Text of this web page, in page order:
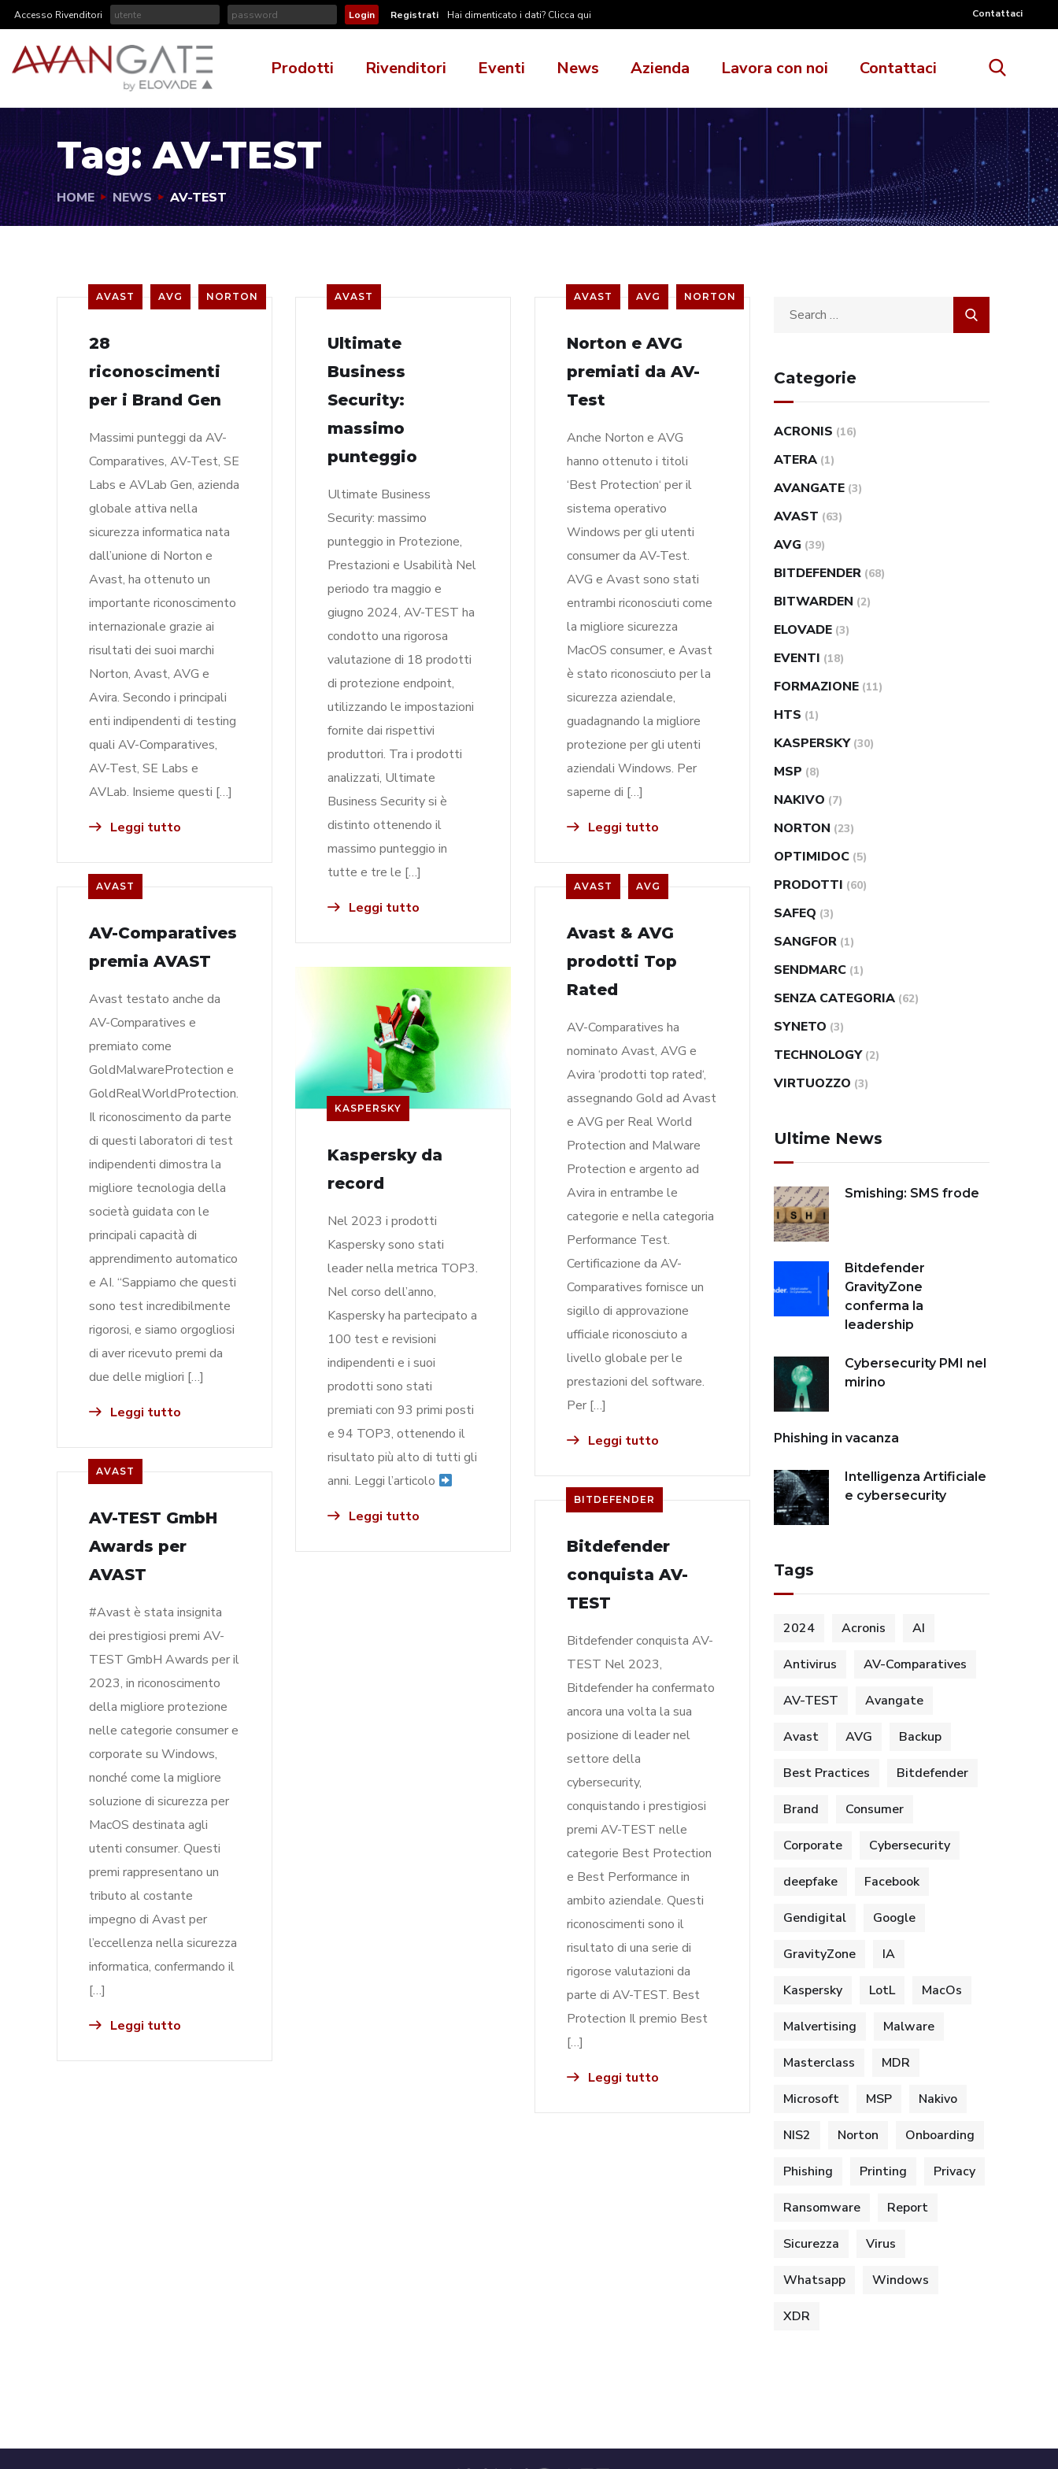
Accesso Rivenditori Registrati Hai dimenticato i dati? Clicca qui Contattaci
Prodotti Rivenditori Eventi News Azienda Lavora con noi Contattaci
Tag:AV-TEST
HOME NEWS AV-TEST
AVAST AVG NORTON
28
riconoscimenti
per i Brand Gen
Massimi punteggi da AV-
Comparatives, AV-Test, SE
Labs e AVLab Gen, azienda
globale attiva nella
sicurezza informatica nata
dall’unione di Norton e
Avast, ha ottenuto un
importante riconoscimento
internazionale grazie ai
risultati dei suoi marchi
Norton, Avast, AVG e
Avira. Secondo i principali
enti indipendenti di testing
quali AV-Comparatives,
AV-Test, SE Labs e
AVLab. Insieme questi […]
Leggi tutto
AVAST
Ultimate
Business
Security:
massimo
punteggio
Ultimate Business
Security: massimo
punteggio in Protezione,
Prestazioni e Usabilità Nel
periodo tra maggio e
giugno 2024, AV-TEST ha
condotto una rigorosa
valutazione di 18 prodotti
di protezione endpoint,
utilizzando le impostazioni
fornite dai rispettivi
produttori. Tra i prodotti
analizzati, Ultimate
Business Security si è
distinto ottenendo il
massimo punteggio in
tutte e tre le […]
Leggi tutto
AVAST AVG NORTON
Norton e AVG
premiati da AV-
Test
Anche Norton e AVG
hanno ottenuto i titoli
‘Best Protection‘ per il
sistema operativo
Windows per gli utenti
consumer da AV-Test.
AVG e Avast sono stati
entrambi riconosciuti come
la migliore sicurezza
MacOS consumer, e Avast
è stato riconosciuto per la
sicurezza aziendale,
guadagnando la migliore
protezione per gli utenti
aziendali Windows. Per
saperne di […]
Leggi tutto
AVAST
AV-Comparatives
premia AVAST
Avast testato anche da
AV-Comparatives e
premiato come
GoldMalwareProtection e
GoldRealWorldProtection.
Il riconoscimento da parte
di questi laboratori di test
indipendenti dimostra la
migliore tecnologia della
società guidata con le
principali capacità di
apprendimento automatico
e AI. “Sappiamo che questi
sono test incredibilmente
rigorosi, e siamo orgogliosi
di aver ricevuto premi da
due delle migliori […]
Leggi tutto
AVAST AVG
Avast & AVG
prodotti Top
Rated
AV-Comparatives ha
nominato Avast, AVG e
Avira ‘prodotti top rated‘,
assegnando Gold ad Avast
e AVG per Real World
Protection and Malware
Protection e argento ad
Avira in entrambe le
categorie e nella categoria
Performance Test.
Certificazione da AV-
Comparatives fornisce un
sigillo di approvazione
ufficiale riconosciuto a
livello globale per le
prestazioni del software.
Per […]
Leggi tutto
KASPERSKY
Kaspersky da
record
Nel 2023 i prodotti
Kaspersky sono stati
leader nella metrica TOP3.
Nel corso dell’anno,
Kaspersky ha partecipato a
100 test e revisioni
indipendenti e i suoi
prodotti sono stati
premiati con 93 primi posti
e 94 TOP3, ottenendo il
risultato più alto di tutti gli
anni. Leggi l’articolo
Leggi tutto
AVAST
AV-TEST GmbH
Awards per
AVAST
#Avast è stata insignita
dei prestigiosi premi AV-
TEST GmbH Awards per il
2023, in riconoscimento
della migliore protezione
nelle categorie consumer e
corporate su Windows,
nonché come la migliore
soluzione di sicurezza per
MacOS destinata agli
utenti consumer. Questi
premi rappresentano un
tributo al costante
impegno di Avast per
l’eccellenza nella sicurezza
informatica, confermando il
[…]
Leggi tutto
BITDEFENDER
Bitdefender
conquista AV-
TEST
Bitdefender conquista AV-
TEST Nel 2023,
Bitdefender ha confermato
ancora una volta la sua
posizione di leader nel
settore della
cybersecurity,
conquistando i prestigiosi
premi AV-TEST nelle
categorie Best Protection
e Best Performance in
ambito aziendale. Questi
riconoscimenti sono il
risultato di una serie di
rigorose valutazioni da
parte di AV-TEST. Best
Protection Il premio Best
[…]
Leggi tutto
Categorie
ACRONIS (16)
ATERA (1)
AVANGATE (3)
AVAST (63)
AVG (39)
BITDEFENDER (68)
BITWARDEN (2)
ELOVADE (3)
EVENTI (18)
FORMAZIONE (11)
HTS (1)
KASPERSKY (30)
MSP (8)
NAKIVO (7)
NORTON (23)
OPTIMIDOC (5)
PRODOTTI (60)
SAFEQ (3)
SANGFOR (1)
SENDMARC (1)
SENZA CATEGORIA (62)
SYNETO (3)
TECHNOLOGY (2)
VIRTUOZZO (3)
Ultime News
Smishing: SMS frode
Bitdefender
GravityZone
conferma la
leadership
Cybersecurity PMI nel
mirino
Phishing in vacanza
Intelligenza Artificiale
e cybersecurity
Tags
2024 Acronis AI
Antivirus AV-Comparatives
AV-TEST Avangate
Avast AVG Backup
Best Practices Bitdefender
Brand Consumer
Corporate Cybersecurity
deepfake Facebook
Gendigital Google
GravityZone IA
Kaspersky LotL MacOs
Malvertising Malware
Masterclass MDR
Microsoft MSP Nakivo
NIS2 Norton Onboarding
Phishing Printing Privacy
Ransomware Report
Sicurezza Virus
Whatsapp Windows
XDR